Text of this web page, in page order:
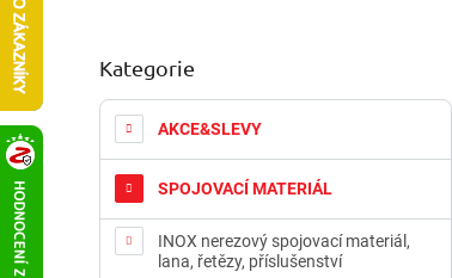
o
s
r
n
Přeskočit
kategorie
Kategorie
AKCE&SLEVY
SPOJOVACÍ MATERIÁL
INOX nerezový spojovací materiál,
lana, řetězy, příslušenství